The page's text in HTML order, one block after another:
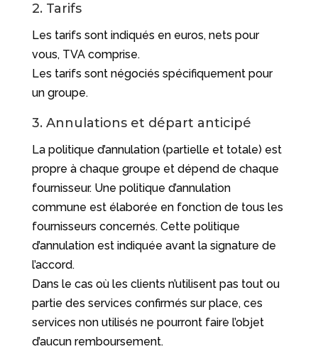
2. Tarifs
Les tarifs sont indiqués en euros, nets pour
vous, TVA comprise.
Les tarifs sont négociés spécifiquement pour
un groupe.
3. Annulations et départ anticipé
La politique d’annulation (partielle et totale) est
propre à chaque groupe et dépend de chaque
fournisseur. Une politique d’annulation
commune est élaborée en fonction de tous les
fournisseurs concernés. Cette politique
d’annulation est indiquée avant la signature de
l’accord.
Dans le cas où les clients n’utilisent pas tout ou
partie des services confirmés sur place, ces
services non utilisés ne pourront faire l’objet
d’aucun remboursement.